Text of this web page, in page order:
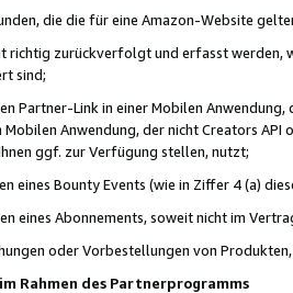
die die für eine Amazon-Website
richtig zurückverfolgt und erfasst werden,
sind;
Partner-Link in einer Mobilen
Mobilen Anwendung, der nicht Creators
ggf. zur Verfügung stellen, nutzt;
eines Bounty Events (wie in Ziffer 4 (a)
eines Abonnements, soweit nicht im
oder Vorbestellungen von
Rahmen des Partnerprogramms